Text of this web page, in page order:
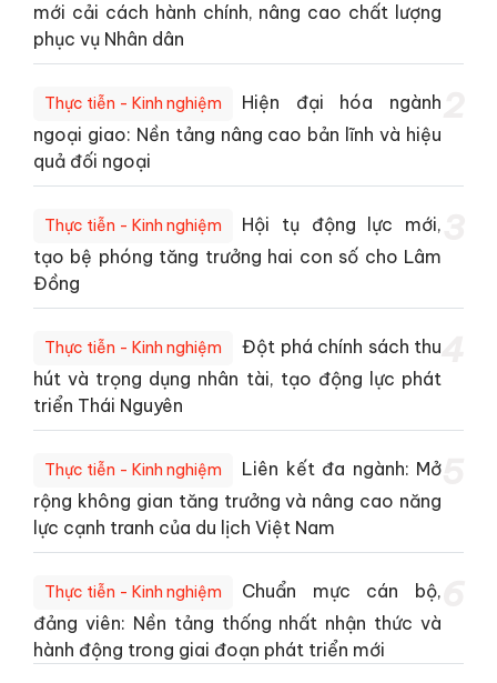
mới cải cách hành chính, nâng cao chất lượng
phục vụ Nhân dân
Thực tiễn - Kinh nghiệm
Hiện đại hóa ngành
ngoại giao: Nền tảng nâng cao bản lĩnh và hiệu
quả đối ngoại
Thực tiễn - Kinh nghiệm
Hội tụ động lực mới,
tạo bệ phóng tăng trưởng hai con số cho Lâm
Đồng
Thực tiễn - Kinh nghiệm
Đột phá chính sách thu
hút và trọng dụng nhân tài, tạo động lực phát
triển Thái Nguyên
Thực tiễn - Kinh nghiệm
Liên kết đa ngành: Mở
rộng không gian tăng trưởng và nâng cao năng
lực cạnh tranh của du lịch Việt Nam
Thực tiễn - Kinh nghiệm
Chuẩn mực cán bộ,
đảng viên: Nền tảng thống nhất nhận thức và
hành động trong giai đoạn phát triển mới